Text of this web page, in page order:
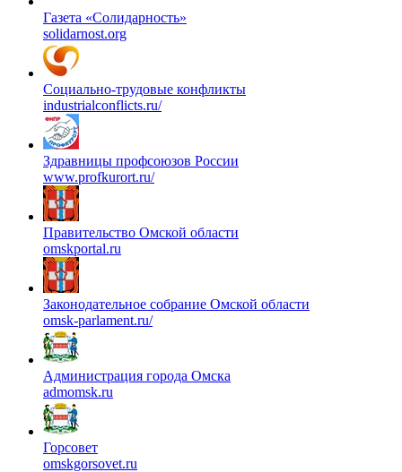
Газета «Солидарность»
solidarnost.org
Социально-трудовые конфликты
industrialconflicts.ru/
Здравницы профсоюзов России
www.profkurort.ru/
Правительство Омской области
omskportal.ru
Законодательное собрание Омской области
omsk-parlament.ru/
Администрация города Омска
admomsk.ru
Горсовет
omskgorsovet.ru